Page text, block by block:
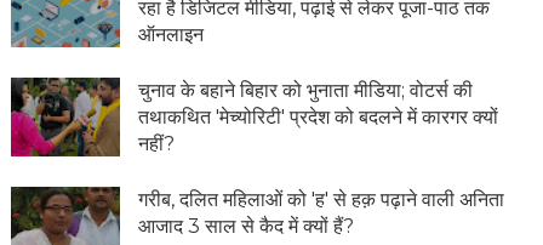
रहा है डिजिटल मीडिया, पढ़ाई से लेकर पूजा-पाठ तक
ऑनलाइन
चुनाव के बहाने बिहार को भुनाता मीडिया; वोटर्स की
तथाकथित 'मेच्योरिटी' प्रदेश को बदलने में कारगर क्यों
नहीं?
गरीब, दलित महिलाओं को 'ह' से हक़ पढ़ाने वाली अनिता
आजाद 3 साल से कैद में क्यों हैं?